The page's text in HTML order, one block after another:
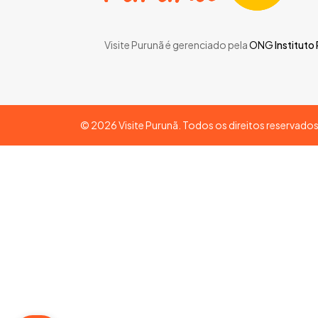
Visite Purunã é gerenciado pelaONGInstituto
© 2026Visite Purunã. Todos os direitos